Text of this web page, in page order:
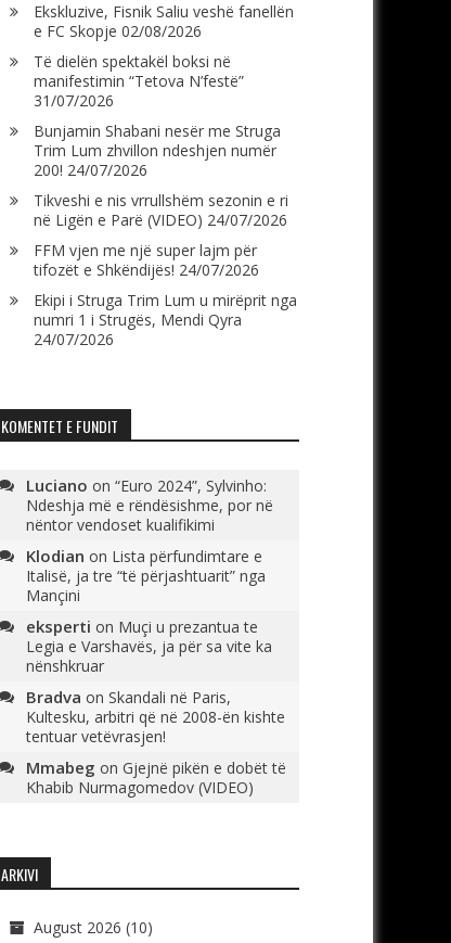
Ekskluzive, Fisnik Saliu veshë fanellën
e FC Skopje 02/08/2026
Të dielën spektakël boksi në
manifestimin “Tetova N’festë”
31/07/2026
Bunjamin Shabani nesër me Struga
Trim Lum zhvillon ndeshjen numër
200! 24/07/2026
Tikveshi e nis vrrullshëm sezonin e ri
në Ligën e Parë (VIDEO) 24/07/2026
FFM vjen me një super lajm për
tifozët e Shkëndijës! 24/07/2026
Ekipi i Struga Trim Lum u mirëprit nga
numri 1 i Strugës, Mendi Qyra
24/07/2026
KOMENTET E FUNDIT
Luciano on “Euro 2024”, Sylvinho:
Ndeshja më e rëndësishme, por në
nëntor vendoset kualifikimi
Klodian on Lista përfundimtare e
Italisë, ja tre “të përjashtuarit” nga
Mançini
eksperti on Muçi u prezantua te
Legia e Varshavës, ja për sa vite ka
nënshkruar
Bradva on Skandali në Paris,
Kultesku, arbitri që në 2008-ën kishte
tentuar vetëvrasjen!
Mmabeg on Gjejnë pikën e dobët të
Khabib Nurmagomedov (VIDEO)
ARKIVI
August 2026 (10)